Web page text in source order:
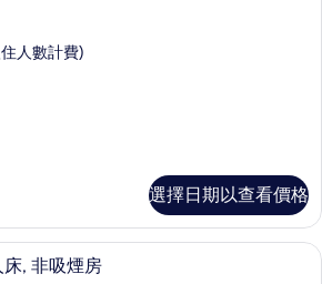
人數計費)
選擇日期以查看價格
低過敏寢具、迷你吧、客房內保險箱、
床, 非吸煙房